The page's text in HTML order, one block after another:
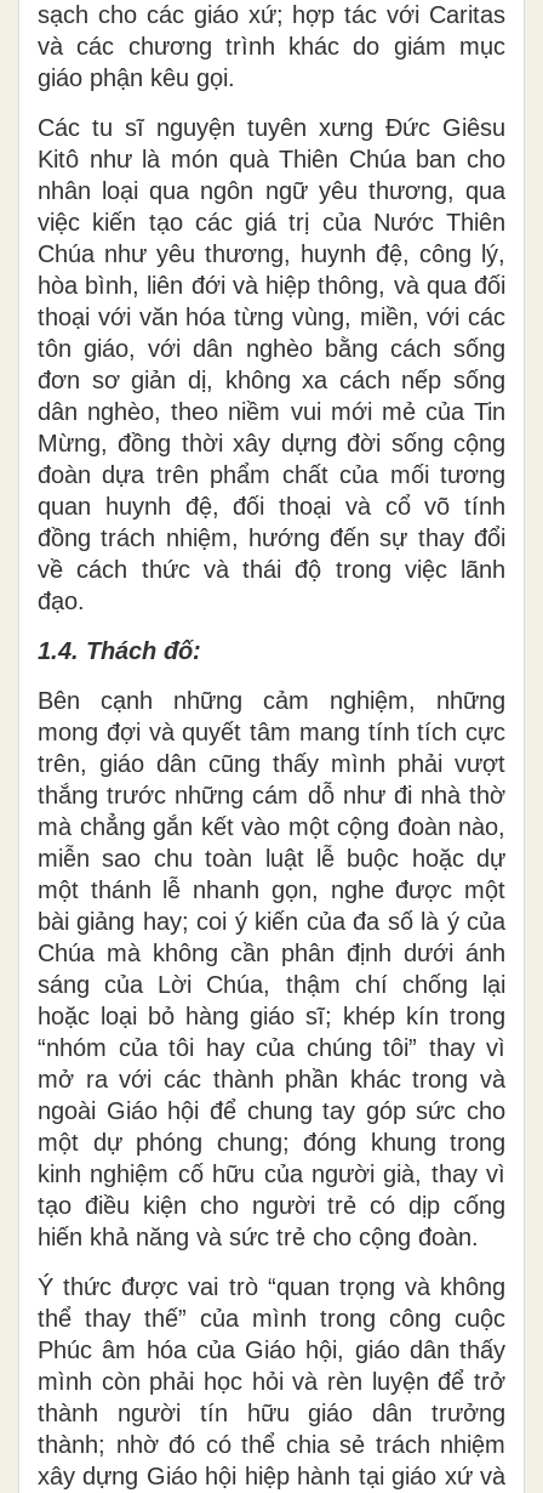
sạch cho các giáo xứ; hợp tác với Caritas
và các chương trình khác do giám mục
giáo phận kêu gọi.
Các tu sĩ nguyện tuyên xưng Đức Giêsu
Kitô như là món quà Thiên Chúa ban cho
nhân loại qua ngôn ngữ yêu thương, qua
việc kiến tạo các giá trị của Nước Thiên
Chúa như yêu thương, huynh đệ, công lý,
hòa bình, liên đới và hiệp thông, và qua đối
thoại với văn hóa từng vùng, miền, với các
tôn giáo, với dân nghèo bằng cách sống
đơn sơ giản dị, không xa cách nếp sống
dân nghèo, theo niềm vui mới mẻ của Tin
Mừng, đồng thời xây dựng đời sống cộng
đoàn dựa trên phẩm chất của mối tương
quan huynh đệ, đối thoại và cổ võ tính
đồng trách nhiệm, hướng đến sự thay đổi
về cách thức và thái độ trong việc lãnh
đạo.
1.4. Thách đố:
Bên cạnh những cảm nghiệm, những
mong đợi và quyết tâm mang tính tích cực
trên, giáo dân cũng thấy mình phải vượt
thắng trước những cám dỗ như đi nhà thờ
mà chẳng gắn kết vào một cộng đoàn nào,
miễn sao chu toàn luật lễ buộc hoặc dự
một thánh lễ nhanh gọn, nghe được một
bài giảng hay; coi ý kiến của đa số là ý của
Chúa mà không cần phân định dưới ánh
sáng của Lời Chúa, thậm chí chống lại
hoặc loại bỏ hàng giáo sĩ; khép kín trong
“nhóm của tôi hay của chúng tôi” thay vì
mở ra với các thành phần khác trong và
ngoài Giáo hội để chung tay góp sức cho
một dự phóng chung; đóng khung trong
kinh nghiệm cố hữu của người già, thay vì
tạo điều kiện cho người trẻ có dịp cống
hiến khả năng và sức trẻ cho cộng đoàn.
Ý thức được vai trò “quan trọng và không
thể thay thế” của mình trong công cuộc
Phúc âm hóa của Giáo hội, giáo dân thấy
mình còn phải học hỏi và rèn luyện để trở
thành người tín hữu giáo dân trưởng
thành; nhờ đó có thể chia sẻ trách nhiệm
xây dựng Giáo hội hiệp hành tại giáo xứ và